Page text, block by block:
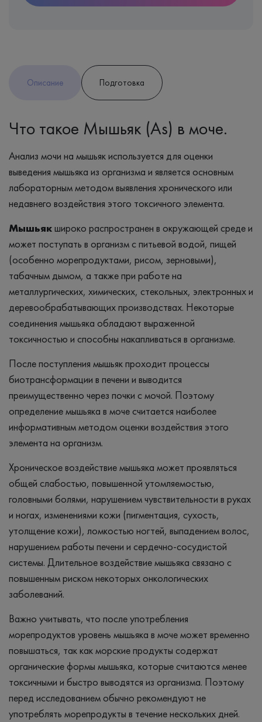
Описание Подготовка
Что такое Мышьяк (As) в моче.
Анализ мочи на мышьяк используется для оценки
выведения мышьяка из организма и является основным
лабораторным методом выявления хронического или
недавнего воздействия этого токсичного элемента.
Мышьякшироко распространен в окружающей среде и
может поступать в организм с питьевой водой, пищей
(особенно морепродуктами, рисом, зерновыми),
табачным дымом, а также при работе на
металлургических, химических, стекольных, электронных и
деревообрабатывающих производствах. Некоторые
соединения мышьяка обладают выраженной
токсичностью и способны накапливаться в организме.
После поступления мышьяк проходит процессы
биотрансформации в печени и выводится
преимущественно через почки с мочой. Поэтому
определение мышьяка в моче считается наиболее
информативным методом оценки воздействия этого
элемента на организм.
Хроническое воздействие мышьяка может проявляться
общей слабостью, повышенной утомляемостью,
головными болями, нарушением чувствительности в руках
и ногах, изменениями кожи (пигментация, сухость,
утолщение кожи), ломкостью ногтей, выпадением волос,
нарушением работы печени и сердечно-сосудистой
системы. Длительное воздействие мышьяка связано с
повышенным риском некоторых онкологических
заболеваний.
Важно учитывать, что после употребления
морепродуктов уровень мышьяка в моче может временно
повышаться, так как морские продукты содержат
органические формы мышьяка, которые считаются менее
токсичными и быстро выводятся из организма. Поэтому
перед исследованием обычно рекомендуют не
употреблять морепродукты в течение нескольких дней.